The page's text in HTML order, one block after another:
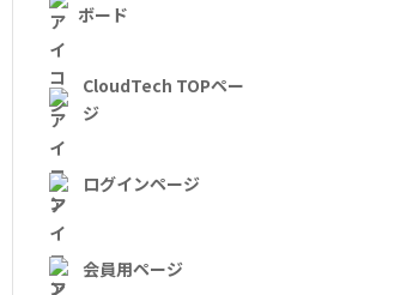
ボード
CloudTech TOPペー
ジ
ログインページ
会員用ページ